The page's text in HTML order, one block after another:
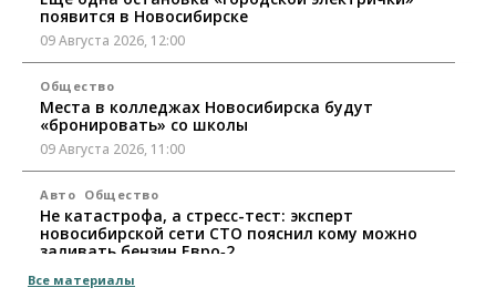
появится в Новосибирске
09 Августа 2026, 12:00
Общество
Места в колледжах Новосибирска будут
«бронировать» со школы
09 Августа 2026, 11:00
Авто Общество
Не катастрофа, а стресс-тест: эксперт
новосибирской сети СТО пояснил кому можно
заливать бензин Евро‑2
09 Августа 2026, 10:00
Все материалы